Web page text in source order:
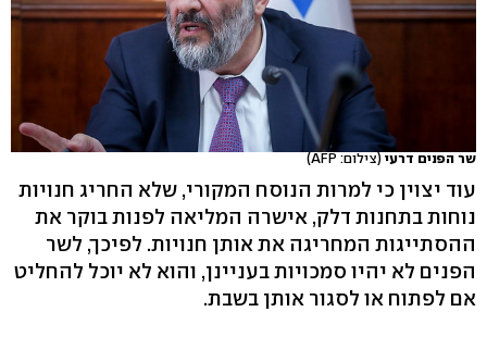
שר הפנים דרעי (צילום: AFP)
עוד יצוין כי למרות הנוסח המקורי, שלא החריג חנויות
נוחות בתחנות דלק, אישרה המליאה לפנות בוקר את
ההסתייגות המחריגה את אותן חנויות. לפיכך, לשר
הפנים לא יהיו סמכויות בעניינן, והוא לא יוכל להחליט
אם לפתוח או לסגור אותן בשבת.